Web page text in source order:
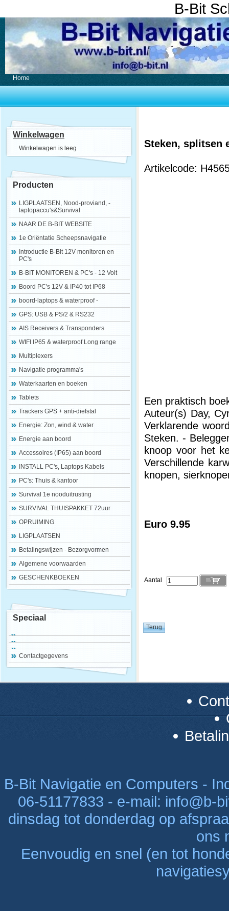
B-Bit
Home
Winkelwagen
Winkelwagen is leeg
Producten
LIGPLAATSEN, Nood-proviand, -
laptopaccu's&Survival
NAAR DE B-BIT WEBSITE
1e Oriëntatie Scheepsnavigatie
Introductie B-Bit 12V monitoren en
PC's
B-BIT MONITOREN & PC's - 12 Volt
Boord PC's 12V & IP40 tot IP68
boord-laptops & waterproof -
GPS: USB & PS/2 & RS232
AIS Receivers & Transponders
WIFI IP65 & waterproof Long range
Multiplexers
Navigatie programma's
Waterkaarten en boeken
Tablets
Trackers GPS + anti-diefstal
Energie: Zon, wind & water
Energie aan boord
Accessoires (IP65) aan boord
INSTALL PC's, Laptops Kabels
PC's: Thuis & kantoor
Survival 1e nooduitrusting
SURVIVAL THUISPAKKET 72uur
OPRUIMING
LIGPLAATSEN
Betalingswijzen - Bezorgvormen
Algemene voorwaarden
GESCHENKBOEKEN
Speciaal
Contactgegevens
Steken, splitsen
Artikelcode:
Een praktisch
Auteur(s) Day,
Verklarende
Steken. -
knoop voor het
Verschillende
knopen,
Euro 9.95
Aantal
B-Bit Navigatie en Computers -
06-51177833 - e-mail: info@b-
dinsdag tot donderdag op
ons
Eenvoudig en snel (en tot